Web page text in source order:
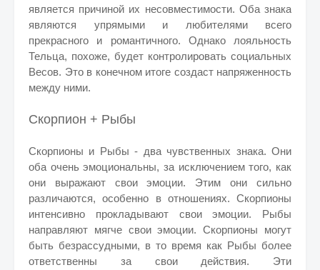
является причиной их несовместимости. Оба знака
являются упрямыми и любителями всего
прекрасного и романтичного. Однако лояльность
Тельца, похоже, будет контролировать социальных
Весов. Это в конечном итоге создаст напряженность
между ними.
Скорпион + Рыбы
Скорпионы и Рыбы - два чувственных знака. Они
оба очень эмоциональны, за исключением того, как
они выражают свои эмоции. Этим они сильно
различаются, особенно в отношениях. Скорпионы
интенсивно прокладывают свои эмоции. Рыбы
направляют мягче свои эмоции. Скорпионы могут
быть безрассудными, в то время как Рыбы более
ответственны за свои действия. Эти